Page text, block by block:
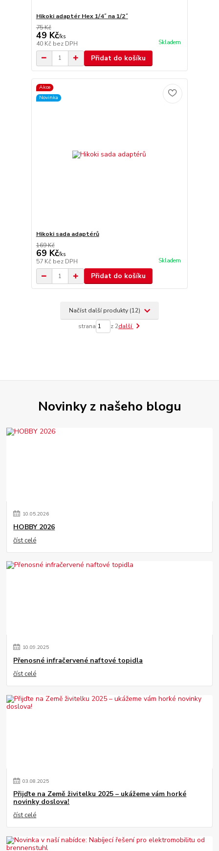
Hikoki adaptér Hex 1/4˝ na 1/2˝
75 Kč
49 Kč/ks
40 Kč bez DPH Skladem
Přidat do košíku
Akce
Novinka
Hikoki sada adaptérů
169 Kč
69 Kč/ks
57 Kč bez DPH Skladem
Přidat do košíku
Načíst další produkty (12)
strana z 2další
Novinky z našeho blogu
10.05.2026
HOBBY 2026
číst celé
10.09.2025
Přenosné infračervené naftové topidla
číst celé
03.08.2025
Přijďte na Země živitelku 2025 – ukážeme vám horké
novinky doslova!
číst celé